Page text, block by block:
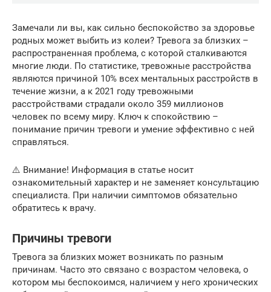
Замечали ли вы, как сильно беспокойство за здоровье
родных может выбить из колеи? Тревога за близких –
распространенная проблема, с которой сталкиваются
многие люди. По статистике, тревожные расстройства
являются причиной 10% всех ментальных расстройств в
течение жизни, а к 2021 году тревожными
расстройствами страдали около 359 миллионов
человек по всему миру. Ключ к спокойствию –
понимание причин тревоги и умение эффективно с ней
справляться.
⚠️ Внимание! Информация в статье носит
ознакомительный характер и не заменяет консультацию
специалиста. При наличии симптомов обязательно
обратитесь к врачу.
Причины тревоги
Тревога за близких может возникать по разным
причинам. Часто это связано с возрастом человека, о
котором мы беспокоимся, наличием у него хронических